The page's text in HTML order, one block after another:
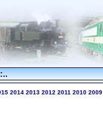
2014 2013 2012 2011 2010 2009